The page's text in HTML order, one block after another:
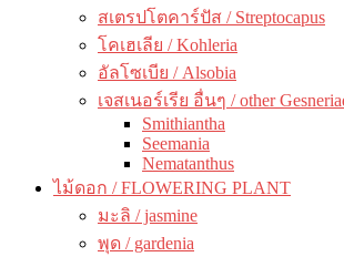
สเตรปโตคาร์ปัส / Streptocapus
โคเฮเลีย / Kohleria
อัลโซเบีย / Alsobia
เจสเนอร์เรีย อื่นๆ / other
Smithiantha
Seemania
Nematanthus
ไม้ดอก / FLOWERING PLANT
มะลิ / jasmine
พุด / gardenia